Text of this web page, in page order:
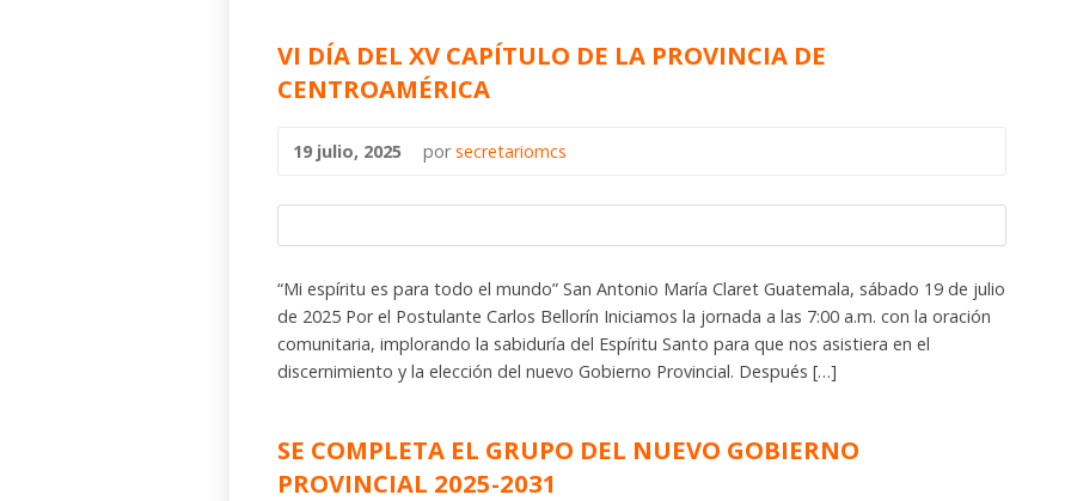
VI DÍA DEL XV CAPÍTULO DE LA PROVINCIA DE
CENTROAMÉRICA
19 julio, 2025 porsecretariomcs
“Mi espíritu es para todo el mundo” San Antonio María Claret Guatemala, sábado 19 de julio
de 2025 Por el Postulante Carlos Bellorín Iniciamos la jornada a las 7:00 a.m. con la oración
comunitaria, implorando la sabiduría del Espíritu Santo para que nos asistiera en el
discernimiento y la elección del nuevo Gobierno Provincial. Después […]
SE COMPLETA EL GRUPO DEL NUEVO GOBIERNO
PROVINCIAL 2025-2031